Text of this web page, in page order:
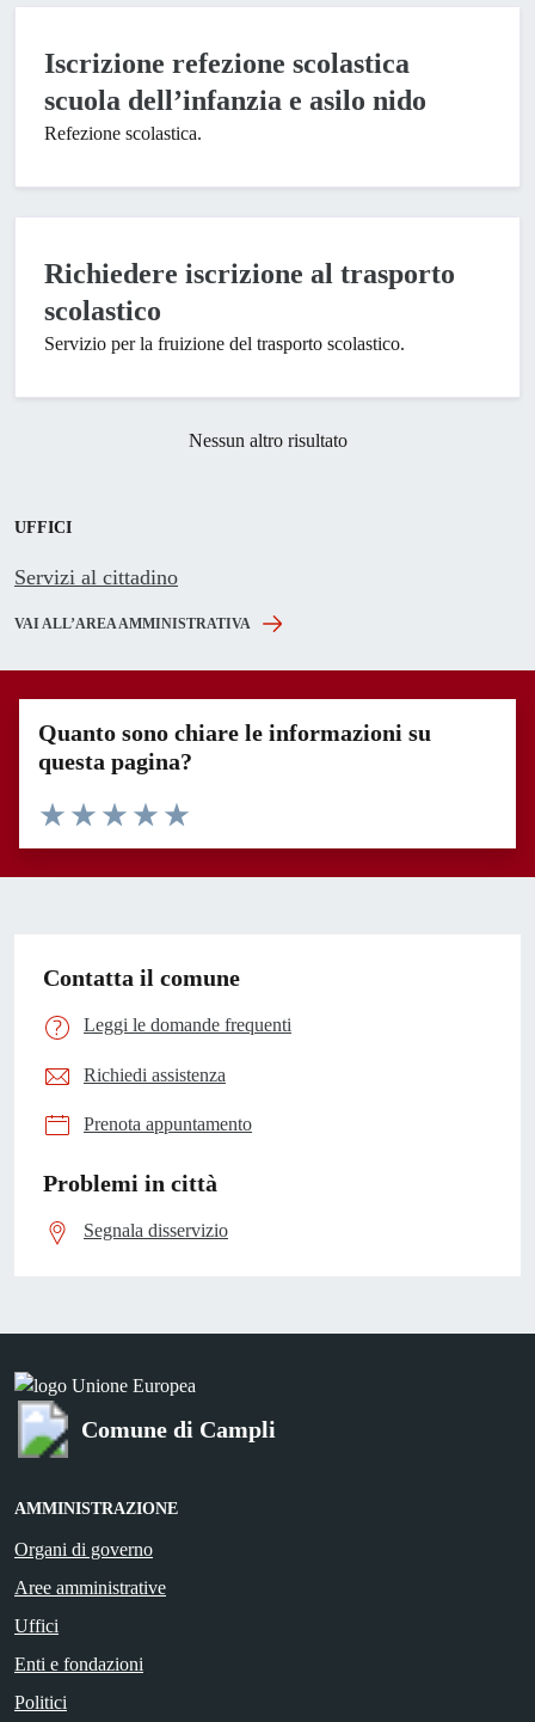
Iscrizione refezione scolastica
scuola dell’infanzia e asilo nido
Refezione scolastica.
Richiedere iscrizione al trasporto
scolastico
Servizio per la fruizione del trasporto scolastico.
Nessun altro risultato
UFFICI
Servizi al cittadino
VAI ALL’AREA AMMINISTRATIVA
Quanto sono chiare le informazioni su
questa pagina?
Contatta il comune
Leggi le domande frequenti
Richiedi assistenza
Prenota appuntamento
Problemi in città
Segnala disservizio
Comune di Campli
AMMINISTRAZIONE
Organi di governo
Aree amministrative
Uffici
Enti e fondazioni
Politici